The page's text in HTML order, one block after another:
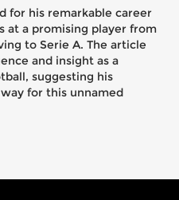
for his remarkable career
at a promising player from
to Serie A. The article
and insight as a
suggesting his
for this unnamed